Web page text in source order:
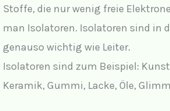
Stoffe, die nur wenig freie
man Isolatoren. Isolatoren sind in
genauso wichtig wie Leiter.
Isolatoren sind zum Beispiel:
Keramik, Gummi, Lacke, Öle,